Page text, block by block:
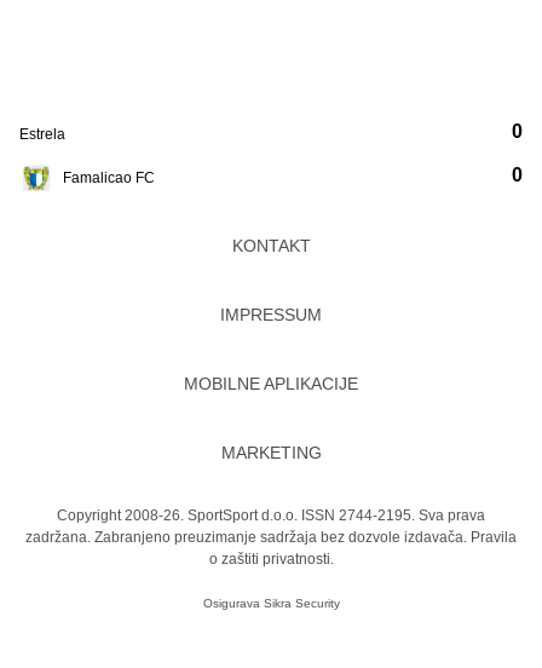
Estrela
Famalicao FC
0
0
KONTAKT
IMPRESSUM
MOBILNE APLIKACIJE
MARKETING
Copyright 2008-26. SportSport d.o.o. ISSN 2744-2195. Sva prava
zadržana. Zabranjeno preuzimanje sadržaja bez dozvole izdavača. Pravila
o zaštiti privatnosti.
Osigurava Sikra Security